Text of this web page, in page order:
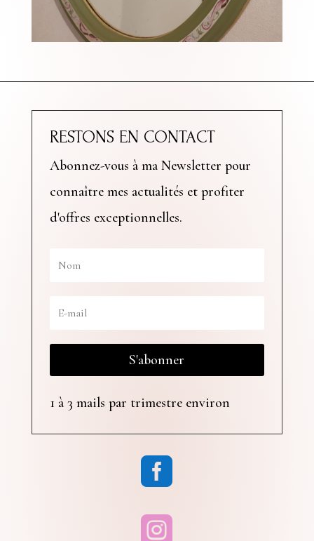
RESTONS EN CONTACT
Abonnez-vous à ma Newsletter pour
connaître mes actualités et profiter
d'offres exceptionnelles.
S'abonner
1 à 3 mails par trimestre environ

